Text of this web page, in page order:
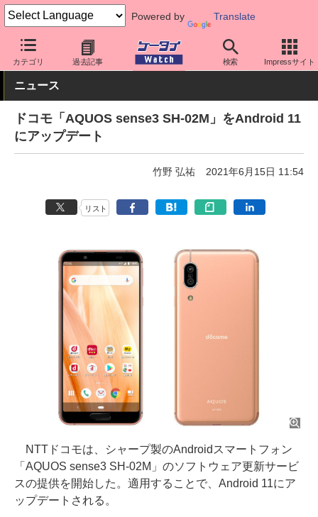
Powered by Translate
カテゴリ 過去記事 検索 Impressサイト
ケータイ Watch キャリア ドコモ ソフト更新
ニュース
ドコモ「AQUOS sense3 SH-02M」をAndroid 11
にアップデート
竹野 弘祐 2021年6月15日 11:54
リスト
NTTドコモは、シャープ製のAndroidスマートフォン
「AQUOS sense3 SH-02M」のソフトウェア更新サービ
スの提供を開始した。適用することで、Android 11にア
ップデートされる。